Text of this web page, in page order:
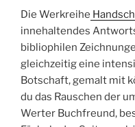
Die Werkreihe
innehaltendes
bibliophilen
gleichzeitig eine
Botschaft, gemalt mit
du das Rauschen der
Werter Buchfreund,